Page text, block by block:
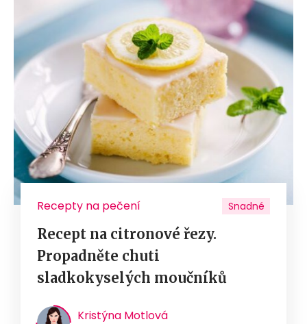
Recepty na pečení Snadné
Recept na citronové řezy.
Propadněte chuti
sladkokyselých moučníků
Kristýna Motlová